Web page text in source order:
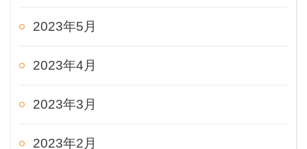
2023年5月
2023年4月
2023年3月
2023年2月